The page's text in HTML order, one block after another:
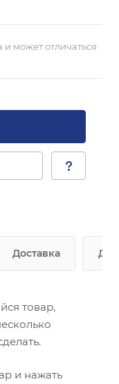
и может отличаться
Доставка
товар,
и нажать